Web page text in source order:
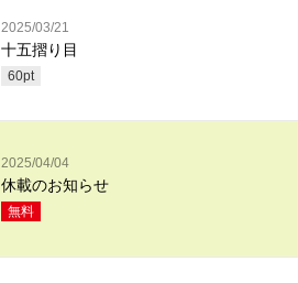
2025/03/21
十五摺り目
60pt
2025/04/04
休載のお知らせ
無料